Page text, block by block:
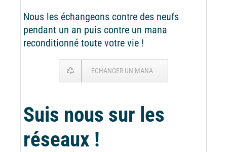
Nous les échangeons contre des neufs
pendant un an puis contre un mana
reconditionné toute votre vie !
ECHANGER UN MANA
Suis nous sur les
réseaux !